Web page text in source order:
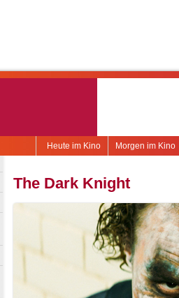
Morgen im Kino
Heute im Kino
The Dark Knight